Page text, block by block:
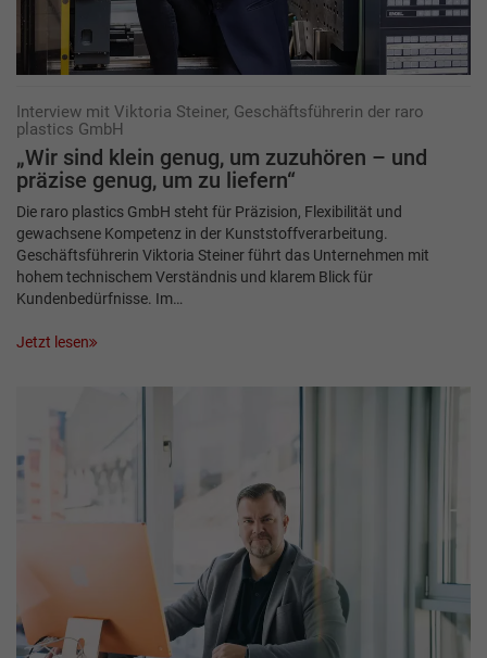
Interview mit Viktoria Steiner, Geschäftsführerin der raro
plastics GmbH
„Wir sind klein genug, um zuzuhören – und
präzise genug, um zu liefern“
Die raro plastics GmbH steht für Präzision, Flexibilität und
gewachsene Kompetenz in der Kunststoffverarbeitung.
Geschäftsführerin Viktoria Steiner führt das Unternehmen mit
hohem technischem Verständnis und klarem Blick für
Kundenbedürfnisse. Im…
Jetzt lesen